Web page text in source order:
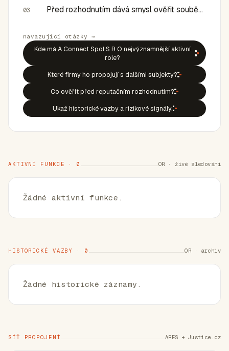
03 Před rozhodnutím dává smysl ověřit souběh rolí, historic…
navazující otázky →
Kde má A Connect Spol S R O nejvýznamnější aktivní
role?
Které firmy ho propojují s dalšími subjekty?
Co ověřit před reputačním rozhodnutím?
Ukaž historické vazby a rizikové signály.
AKTIVNÍ FUNKCE · 0 OR · živé sledování
Žádné aktivní funkce.
HISTORICKÉ VAZBY · 0 OR · archiv
Žádné historické záznamy.
SÍŤ PROPOJENÍ ARES + Justice.cz